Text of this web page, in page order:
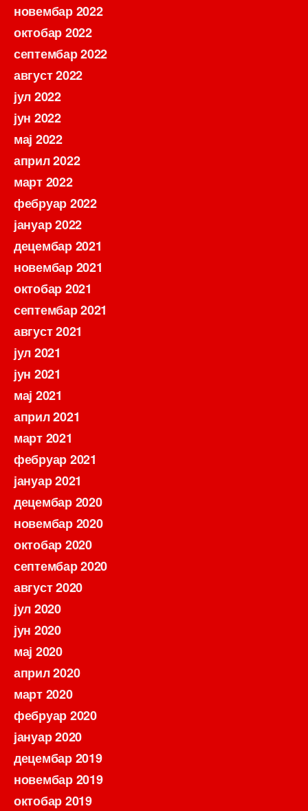
новембар 2022
октобар 2022
септембар 2022
август 2022
јул 2022
јун 2022
мај 2022
април 2022
март 2022
фебруар 2022
јануар 2022
децембар 2021
новембар 2021
октобар 2021
септембар 2021
август 2021
јул 2021
јун 2021
мај 2021
април 2021
март 2021
фебруар 2021
јануар 2021
децембар 2020
новембар 2020
октобар 2020
септембар 2020
август 2020
јул 2020
јун 2020
мај 2020
април 2020
март 2020
фебруар 2020
јануар 2020
децембар 2019
новембар 2019
октобар 2019